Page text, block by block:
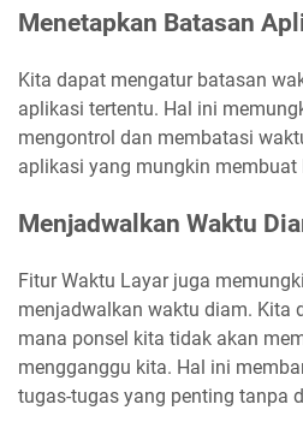
Menetapkan Batasan
Kita dapat mengatur batasan
aplikasi tertentu. Hal ini
mengontrol dan membatasi
aplikasi yang mungkin membuat
Menjadwalkan Waktu
Fitur Waktu Layar juga
menjadwalkan waktu diam. Kita
mana ponsel kita tidak akan
mengganggu kita. Hal ini
tugas-tugas yang penting tanpa